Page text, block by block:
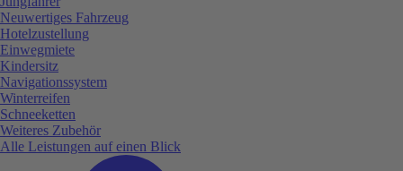
Neuwertiges Fahrzeug
Hotelzustellung
Einwegmiete
Kindersitz
Navigationssystem
Winterreifen
Schneeketten
Weiteres Zubehör
Alle Leistungen auf einen Blick